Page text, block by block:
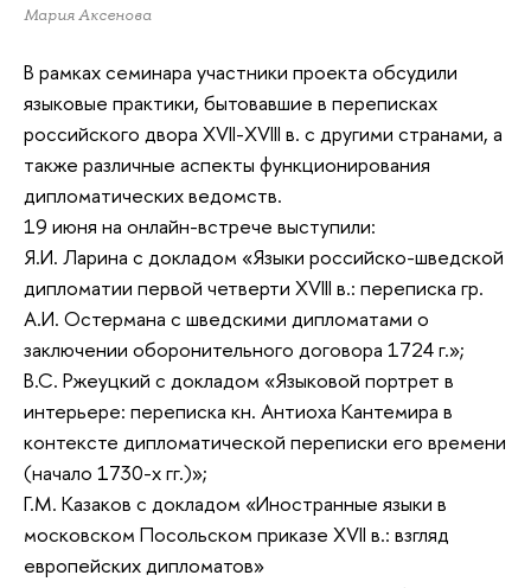
Мария Аксенова
В рамках семинара участники проекта обсудили
языковые практики, бытовавшие в переписках
российского двора XVII-XVIII в. с другими странами, а
также различные аспекты функционирования
дипломатических ведомств.
19 июня на онлайн-встрече выступили:
Я.И. Ларина с докладом «Языки российско-шведской
дипломатии первой четверти XVIII в.: переписка гр.
А.И. Остермана с шведскими дипломатами о
заключении оборонительного договора 1724 г.»;
В.С. Ржеуцкий с докладом «Языковой портрет в
интерьере: переписка кн. Антиоха Кантемира в
контексте дипломатической переписки его времени
(начало 1730-х гг.)»;
Г.М. Казаков с докладом «Иностранные языки в
московском Посольском приказе XVII в.: взгляд
европейских дипломатов»